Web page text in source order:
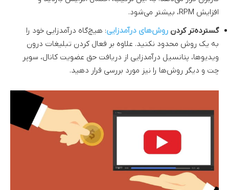
افزایش RPM، بیشتر می‌شود.
گسترده‌تر کردن روش‌های درآمدزایی: هیچ‌گاه درآمدزایی خود را
به یک روش محدود نکنید. علاوه بر فعال کردن تبلیغات درون
ویدیوها، پتانسیل درآمدزایی از دریافت حق عضویت کانال، سوپر
چت و دیگر روش‌ها را نیز مورد بررسی قرار دهید.